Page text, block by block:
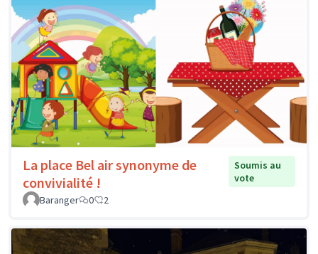
La place Bel air synonyme de
convivialité !
Soumis au
vote
Baranger
0 2